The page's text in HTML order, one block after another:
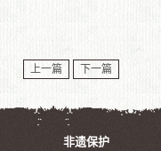
上一篇 下一篇
非遗保护